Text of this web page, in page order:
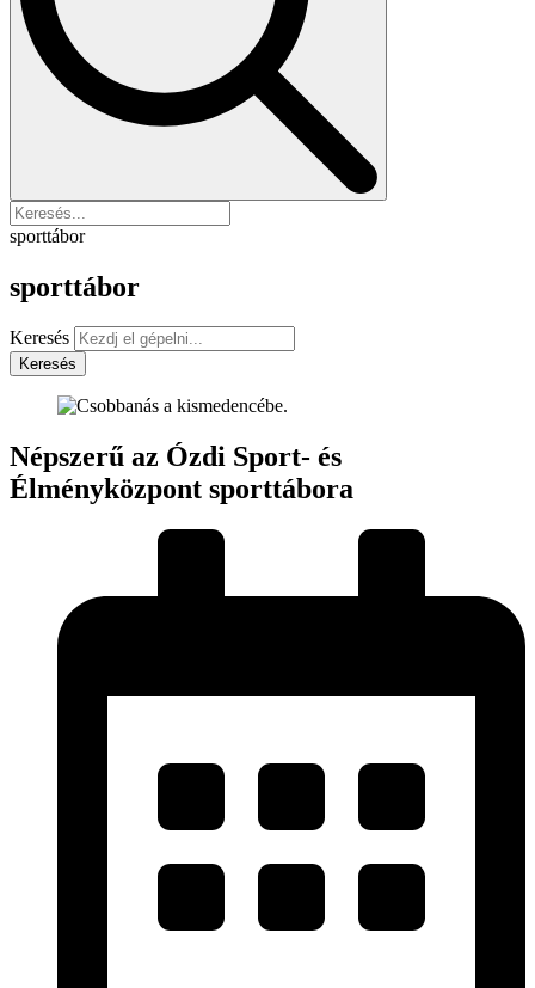
sporttábor
sporttábor
Keresés
Keresés
Népszerű az Ózdi Sport- és
Élményközpont sporttábora